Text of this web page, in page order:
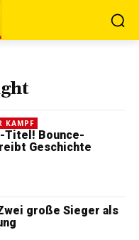
KAMPF
Titel! Bounce-
Geschichte
große Sieger als